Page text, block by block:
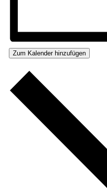
Zum Kalender hinzufügen